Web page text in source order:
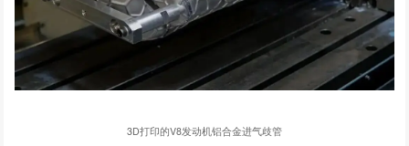
3D打印的V8发动机铝合金进气歧管